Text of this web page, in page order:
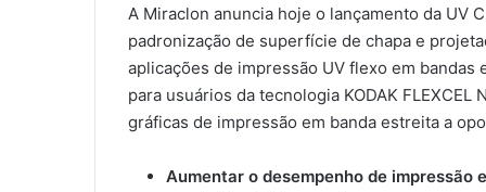
A Miraclon anuncia hoje o lançamento da UV
padronização de superfície de chapa e
aplicações de impressão UV flexo em
para usuários da tecnologia KODAK
gráficas de impressão em banda estreita a
Aumentar o desempenho de impressão